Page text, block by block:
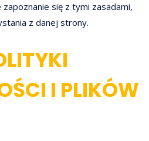
się z tymi zasadami,
z danej strony.
I PLIKÓW